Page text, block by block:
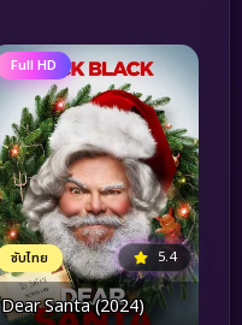
Full HD
ซับไทย 5.4
Dear Santa (2024)